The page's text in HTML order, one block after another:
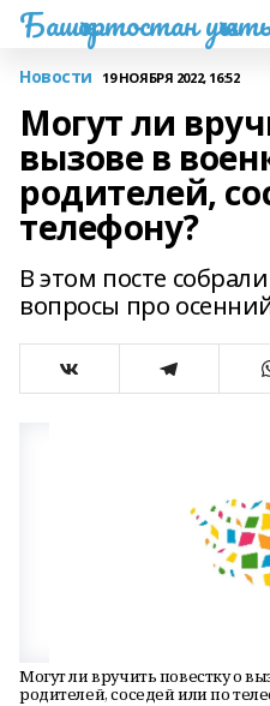
Башҡортостан
Новости 19 НОЯБРЯ 2022, 16:52
Могут ли
вызове в
родителей,
телефону?
В этом посте
вопросы про
Могут ли вручить повестку о
родителей, соседей или по